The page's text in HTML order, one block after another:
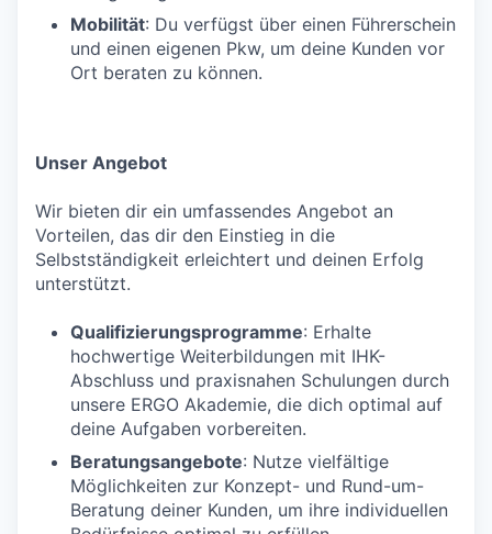
Mobilität: Du verfügst über einen Führerschein
und einen eigenen Pkw, um deine Kunden vor
Ort beraten zu können.
Unser Angebot
Wir bieten dir ein umfassendes Angebot an
Vorteilen, das dir den Einstieg in die
Selbstständigkeit erleichtert und deinen Erfolg
unterstützt.
Qualifizierungsprogramme: Erhalte
hochwertige Weiterbildungen mit IHK-
Abschluss und praxisnahen Schulungen durch
unsere ERGO Akademie, die dich optimal auf
deine Aufgaben vorbereiten.
Beratungsangebote: Nutze vielfältige
Möglichkeiten zur Konzept- und Rund-um-
Beratung deiner Kunden, um ihre individuellen